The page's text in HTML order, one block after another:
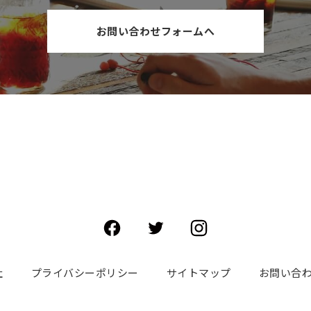
お問い合わせフォームへ
プライバシーポリシー サイトマップ お問い合